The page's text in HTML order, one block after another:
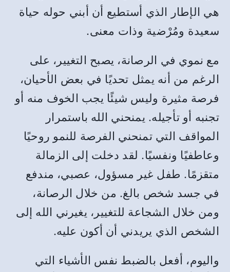
هي الإطار الذي أستطيع أن أبني حوله حياة
سعيدة ومُرْضية وذات معنى.
مع نموي في الرصانة، يصبح التغيير، على
الرغم من أنه يمثل تحديًا في بعض الأحيان،
فرصة مثيرة وليس شيئًا يجب الخوف منه أو
تجنبه أو تأجيله. يمنحني الله باستمرار
المواقف التي تمنحني الفرصة للنمو روحيًا
وعاطفيًا ونفسيًا. لقد دخلت إلى الزمالة
متقزمًا. طفل غير مسؤول، عصبي، مندفع
في جسد شخص بالغ. من خلال الرصانة،
ومن خلال الشجاعة للتغيير، يغيرني الله إلى
الشخص الذي يريدني أن أكون عليه.
واليوم، أفعل بالضبط نفس الأشياء التي